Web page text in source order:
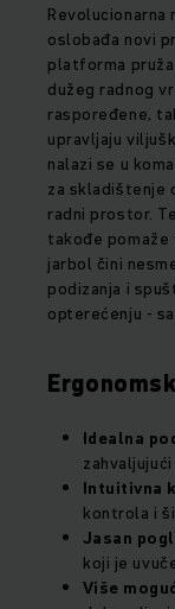
Revolucionarna
oslobađa novi
platforma
dužeg radnog
raspoređene,
upravljaju
nalazi se u
za skladištenje
radni prostor.
takođe pomaže
jarbol čini
podizanja i
opterećenju -
Idealna
Intuitivna
kontrola i
Jasan
koji je
Više